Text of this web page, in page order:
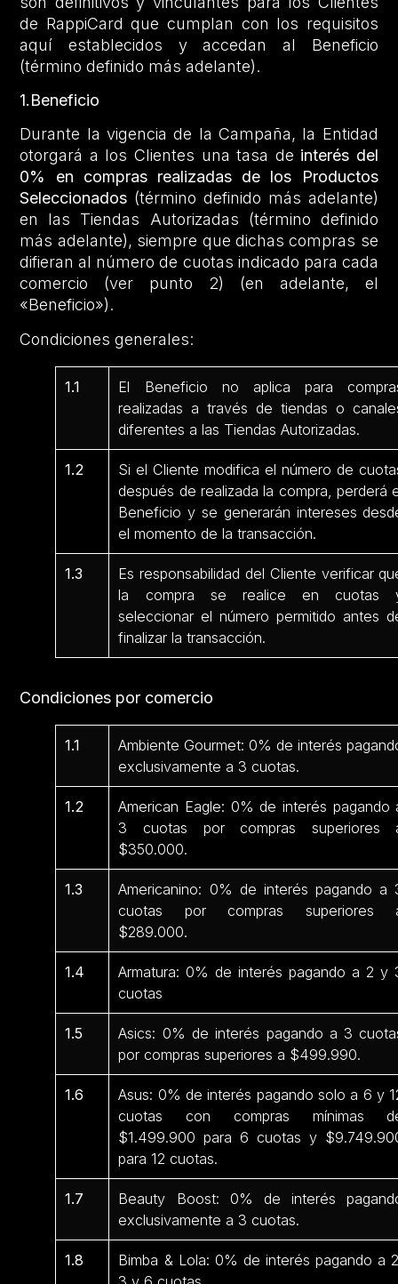
de RappiCard que cumplan con los requisitos
aquí establecidos y accedan al Beneficio
(término definido más adelante).
1.Beneficio
Durante la vigencia de la Campaña, la Entidad
otorgará a los Clientes una tasa de interés del
0% en compras realizadas de los Productos
Seleccionados (término definido más adelante)
en las Tiendas Autorizadas (término definido
más adelante), siempre que dichas compras se
difieran al número de cuotas indicado para cada
comercio (ver punto 2) (en adelante, el
«Beneficio»).
Condiciones generales:
1.1
El Beneficio no aplica para
realizadas a través de tiendas o
diferentes a las Tiendas Autorizadas.
1.2
Si el Cliente modifica el número de
después de realizada la compra, perderá
Beneficio y se generarán intereses
el momento de la transacción.
1.3
Es responsabilidad del Cliente verificar
la compra se realice en cuotas
seleccionar el número permitido antes
finalizar la transacción.
Condiciones por comercio
1.1
Ambiente Gourmet: 0% de interés
exclusivamente a 3 cuotas.
1.2
American Eagle: 0% de interés pagando
3 cuotas por compras superiores
$350.000.
1.3
Americanino: 0% de interés pagando a
cuotas por compras superiores
$289.000.
1.4
Armatura: 0% de interés pagando a 2 y
cuotas
1.5
Asics: 0% de interés pagando a 3
por compras superiores a $499.990.
1.6
Asus: 0% de interés pagando solo a 6 y
cuotas con compras mínimas
$1.499.900 para 6 cuotas y
para 12 cuotas.
1.7
Beauty Boost: 0% de interés
exclusivamente a 3 cuotas.
1.8
Bimba & Lola: 0% de interés pagando a